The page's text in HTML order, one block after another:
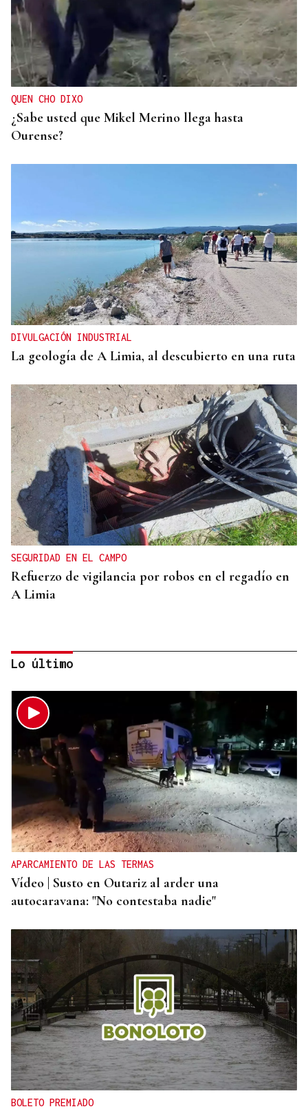
QUEN CHO DIXO
¿Sabe usted que Mikel Merino llega hasta
Ourense?
DIVULGACIÓN INDUSTRIAL
La geología de A Limia, al descubierto en una ruta
SEGURIDAD EN EL CAMPO
Refuerzo de vigilancia por robos en el regadío en
A Limia
CONTROL DE POBOACIÓN
A Limia, “zona cero” para o censo das aves galegas
Lo último
APARCAMIENTO DE LAS TERMAS
Vídeo | Susto en Outariz al arder una
autocaravana: "No contestaba nadie"
BOLETO PREMIADO